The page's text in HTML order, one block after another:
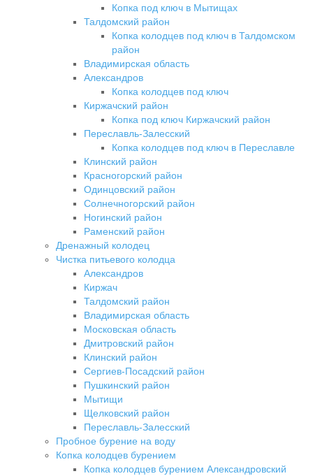
Копка под ключ в Мытищах
Талдомский район
Копка колодцев под ключ в Талдомском
район
Владимирская область
Александров
Копка колодцев под ключ
Киржачский район
Копка под ключ Киржачский район
Переславль-Залесский
Копка колодцев под ключ в Переславле
Клинский район
Красногорский район
Одинцовский район
Солнечногорский район
Ногинский район
Раменский район
Дренажный колодец
Чистка питьевого колодца
Александров
Киржач
Талдомский район
Владимирская область
Московская область
Дмитровский район
Клинский район
Сергиев-Посадский район
Пушкинский район
Мытищи
Щелковский район
Переславль-Залесский
Пробное бурение на воду
Копка колодцев бурением
Копка колодцев бурением Александровский